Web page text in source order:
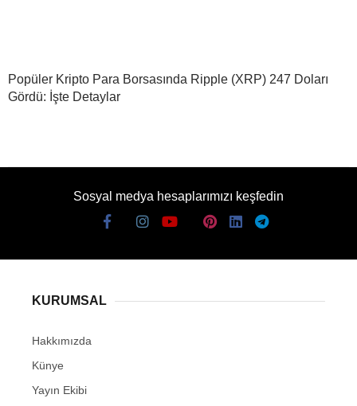
Popüler Kripto Para Borsasında Ripple (XRP) 247 Doları
Gördü: İşte Detaylar
Sosyal medya hesaplarımızı keşfedin
KURUMSAL
Hakkımızda
Künye
Yayın Ekibi